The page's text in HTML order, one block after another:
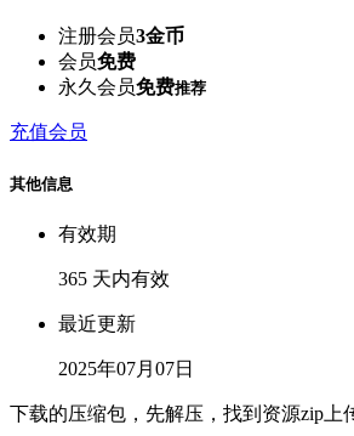
注册会员3金币
会员免费
永久会员免费推荐
充值会员
其他信息
有效期
365 天内有效
最近更新
2025年07月07日
下载的压缩包，先解压，找到资源zip上